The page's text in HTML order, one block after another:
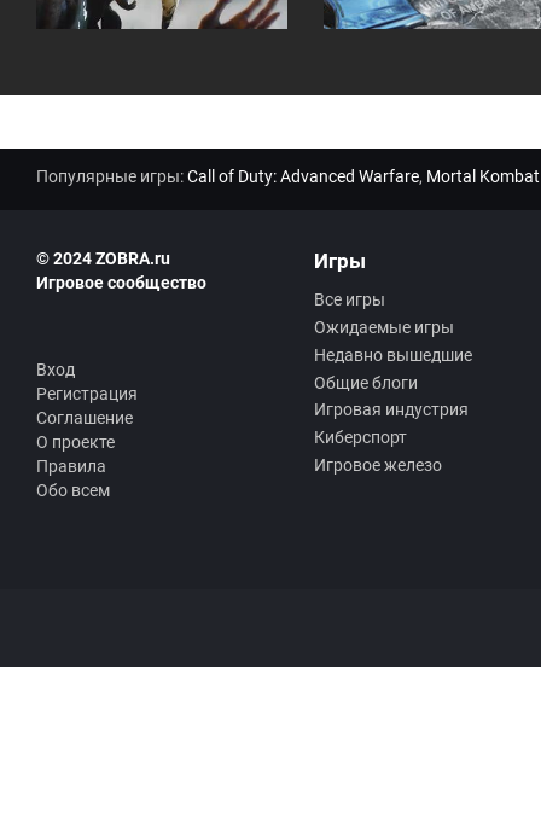
Популярные игры:Call of Duty: Advanced Warfare, Mortal
© 2024 ZOBRA.ru
Игровое сообщество
Вход
Регистрация
Соглашение
О проекте
Правила
Обо всем
Игры
Все игры
Ожидаемые игры
Недавно вышедшие
Общие блоги
Игровая индустрия
Киберспорт
Игровое железо